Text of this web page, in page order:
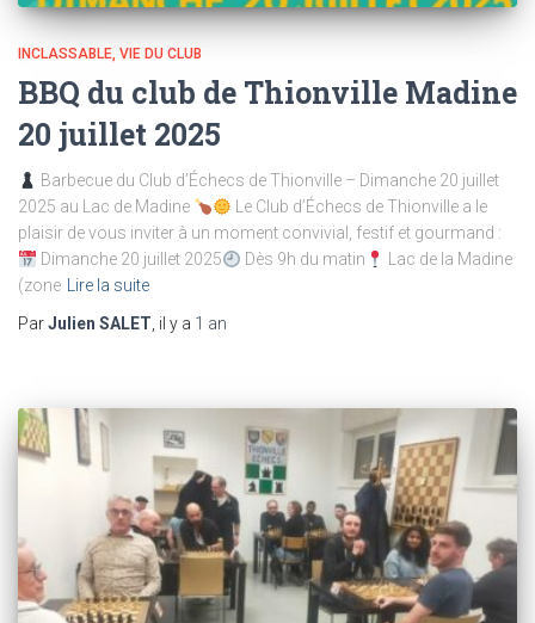
INCLASSABLE VIE DU CLUB
BBQ du club de Thionville Madine
20 juillet 2025
Barbecue du Club d’Échecs de Thionville – Dimanche 20 juillet
2025 au Lac de Madine
Le Club d’Échecs de Thionville a le
plaisir de vous inviter à un moment convivial, festif et gourmand :
Dimanche 20 juillet 2025
Dès 9h du matin
Lac de la Madine
(zone Lire la suite
ParJulien SALET, il y a 1 an